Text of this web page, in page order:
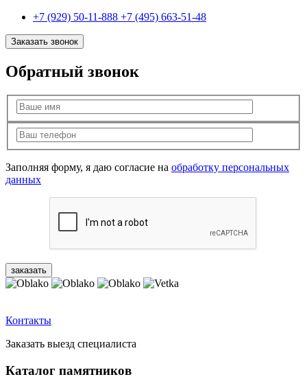
+7 (929) 50-11-888 +7 (495) 663-51-48
Заказать звонок
Обратный звонок
Заполняя форму, я даю согласие на обработку персональных
данных
Контакты
Заказать выезд специалиста
Каталог памятников